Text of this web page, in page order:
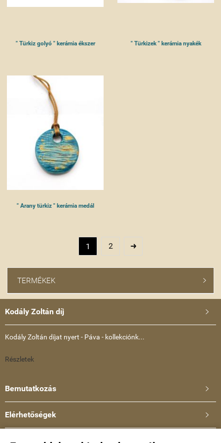
" Türkiz golyó " kerámia ékszer " Türkizek " kerámia nyakék
" Arany türkiz " kerámia medál
1 2 
TERMÉKEK 
Kodály Zoltán díj 
Kodály Zoltán díjat nyert - Páva - kollekciónk...
Részletek
Bemutatkozás 
Elérhetőségek 